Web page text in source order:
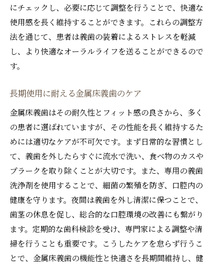
にチェックし、必要に応じて調整を行うことで、快適な
使用感を長く維持することができます。これらの調整方
法を通じて、患者は義歯の装着によるストレスを軽減
し、より快適なオーラルライフを送ることができるので
す。
長期使用に耐える金属床義歯のケア
金属床義歯はその耐久性とフィット感の良さから、多く
の患者に選ばれていますが、その性能を長く維持するた
めには適切なケアが不可欠です。まず日常的な習慣とし
て、義歯を外したらすぐに流水で洗い、食べ物のカスや
プラークを取り除くことが大切です。また、専用の義歯
洗浄剤を使用することで、細菌の繁殖を防ぎ、口腔内の
健康を守ります。夜間は義歯を外し清潔に保つことで、
歯茎の休息を促し、総合的な口腔環境の改善にも繋がり
ます。定期的な歯科検診を受け、専門家による調整や清
掃を行うことも重要です。こうしたケアを怠らず行うこ
とで、金属床義歯の機能性と快適さを長期間維持し、健